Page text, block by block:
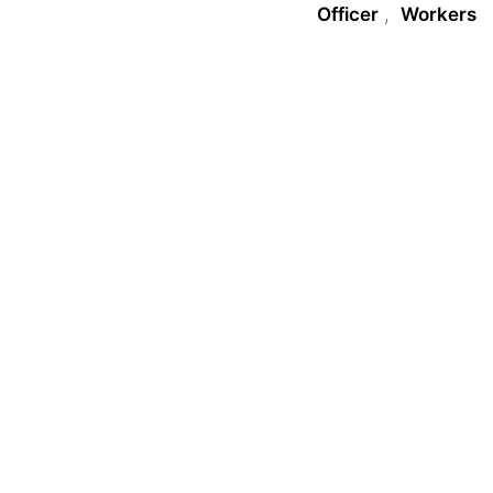
Officer , Workers